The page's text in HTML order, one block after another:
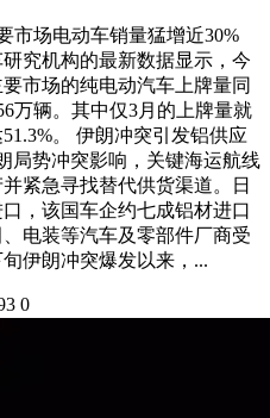
市场电动车销量猛增近30%
究机构的最新数据显示，今
市场的纯电动汽车上牌量同
万辆。其中仅3月的上牌量就
。 伊朗冲突引发铝供应
局势冲突影响，关键海运航线
紧急寻找替代供货渠道。日
，该国车企约七成铝材进口
电装等汽车及零部件厂商受
伊朗冲突爆发以来，...
0